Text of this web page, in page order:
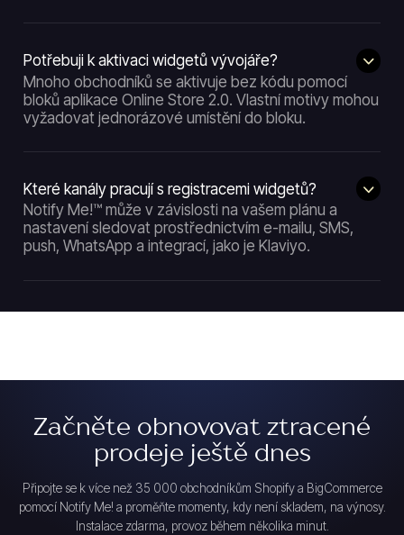
Potřebuji k aktivaci widgetů vývojáře?
Mnoho obchodníků se aktivuje bez kódu pomocí
bloků aplikace Online Store 2.0. Vlastní motivy mohou
vyžadovat jednorázové umístění do bloku.
Které kanály pracují s registracemi widgetů?
Notify Me!™ může v závislosti na vašem plánu a
nastavení sledovat prostřednictvím e-mailu, SMS,
push, WhatsApp a integrací, jako je Klaviyo.
Začněte obnovovat ztracené
prodeje ještě dnes
Připojte se k více než 35 000 obchodníkům Shopify a BigCommerce
pomocí Notify Me! a proměňte momenty, kdy není skladem, na výnosy.
Instalace zdarma, provoz během několika minut.